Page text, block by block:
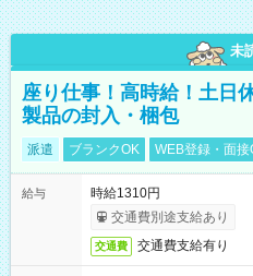
未
座り仕事！高時給！土日
製品の封入・梱包
派遣 ブランクOK WEB登録・面接
給与
時給1310円
交通費別途支給あり
交通費 交通費支給有り